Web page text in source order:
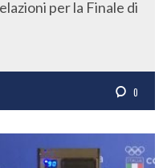
per la Finale di
0